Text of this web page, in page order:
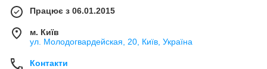
Працює з 06.01.2015
м. Київ
ул. Молодогвардейская, 20, Київ, Україна
Контакти